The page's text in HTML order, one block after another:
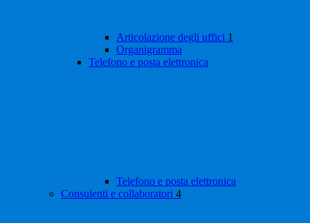
Articolazione degli uffici 1
Organigramma
Telefono e posta elettronica
Telefono e posta elettronica
Consulenti e collaboratori 4